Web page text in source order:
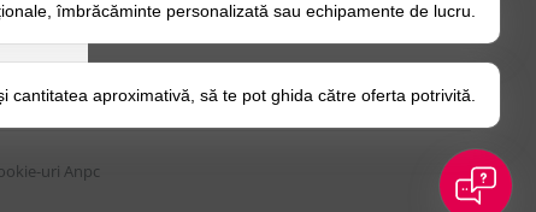
Tips&Tricks
Cookie
uri Anpc
îmbrăcăminte personalizată sau echipamente de lucru.
cantitatea aproximativă, să te pot ghida către oferta potrivită.